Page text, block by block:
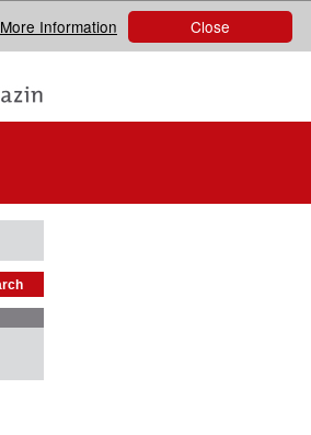
Close
More Information